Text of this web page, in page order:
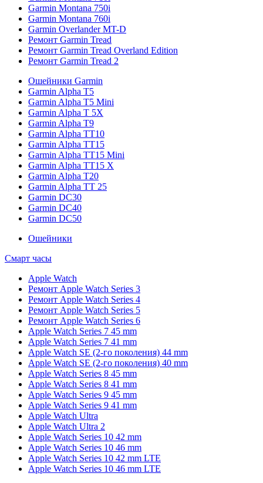
Garmin Montana 750i
Garmin Montana 760i
Garmin Overlander MT-D
Ремонт Garmin Tread
Ремонт Garmin Tread Overland Edition
Ремонт Garmin Tread 2
Ошейники Garmin
Garmin Alpha T5
Garmin Alpha T5 Mini
Garmin Alpha T 5X
Garmin Alpha T9
Garmin Alpha TT10
Garmin Alpha TT15
Garmin Alpha TT15 Mini
Garmin Alpha TT15 X
Garmin Alpha T20
Garmin Alpha TT 25
Garmin DC30
Garmin DC40
Garmin DC50
Ошейники
Смарт часы
Apple Watch
Ремонт Apple Watch Series 3
Ремонт Apple Watch Series 4
Ремонт Apple Watch Series 5
Ремонт Apple Watch Series 6
Apple Watch Series 7 45 mm
Apple Watch Series 7 41 mm
Apple Watch SE (2-го поколения) 44 mm
Apple Watch SE (2-го поколения) 40 mm
Apple Watch Series 8 45 mm
Apple Watch Series 8 41 mm
Apple Watch Series 9 45 mm
Apple Watch Series 9 41 mm
Apple Watch Ultra
Apple Watch Ultra 2
Apple Watch Series 10 42 mm
Apple Watch Series 10 46 mm
Apple Watch Series 10 42 mm LTE
Apple Watch Series 10 46 mm LTE